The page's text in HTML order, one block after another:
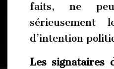
faits, ne
sérieusement
d’intention
Les signataires